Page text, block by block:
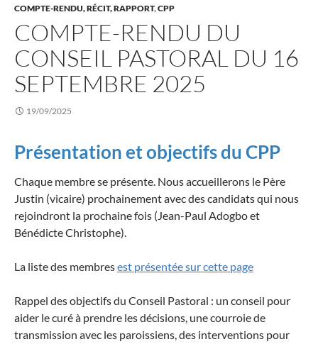
COMPTE-RENDU, RÉCIT, RAPPORT,CPP
COMPTE-RENDU DU
CONSEIL PASTORAL DU 16
SEPTEMBRE 2025
19/09/2025
Présentation et objectifs du CPP
Chaque membre se présente. Nous accueillerons le Père
Justin (vicaire) prochainement avec des candidats qui nous
rejoindront la prochaine fois (Jean-Paul Adogbo et
Bénédicte Christophe).
La liste des membresest présentée sur cette page
Rappel des objectifs du Conseil Pastoral : un conseil pour
aider le curé à prendre les décisions, une courroie de
transmission avec les paroissiens, des interventions pour